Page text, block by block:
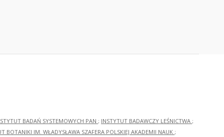
BADAŃ SYSTEMOWYCH PAN ; INSTYTUT BADAWCZY LEŚNICTWA ;
BOTANIKI IM. WŁADYSŁAWA SZAFERA POLSKIEJ AKADEMII NAUK ;